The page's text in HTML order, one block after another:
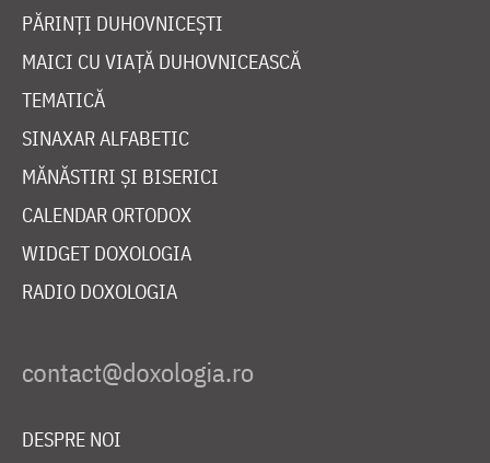
PĂRINȚI DUHOVNICEȘTI
MAICI CU VIAȚĂ DUHOVNICEASCĂ
TEMATICĂ
SINAXAR ALFABETIC
MĂNĂSTIRI ȘI BISERICI
CALENDAR ORTODOX
WIDGET DOXOLOGIA
RADIO DOXOLOGIA
DESPRE NOI